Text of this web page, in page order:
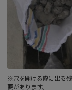
※穴を開ける際に出る
要があります。